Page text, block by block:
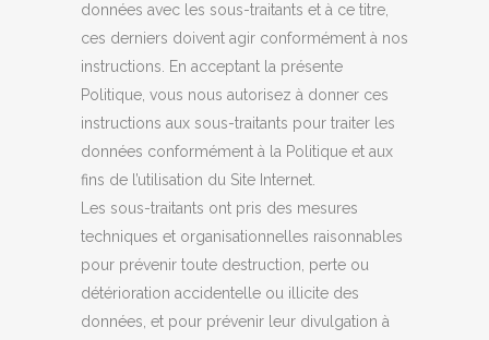
données avec les sous-traitants et à ce titre,
ces derniers doivent agir conformément à nos
instructions. En acceptant la présente
Politique, vous nous autorisez à donner ces
instructions aux sous-traitants pour traiter les
données conformément à la Politique et aux
fins de l’utilisation du Site Internet.
Les sous-traitants ont pris des mesures
techniques et organisationnelles raisonnables
pour prévenir toute destruction, perte ou
détérioration accidentelle ou illicite des
données, et pour prévenir leur divulgation à